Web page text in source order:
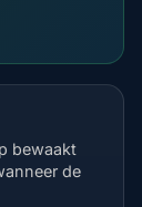
bewaakt
de